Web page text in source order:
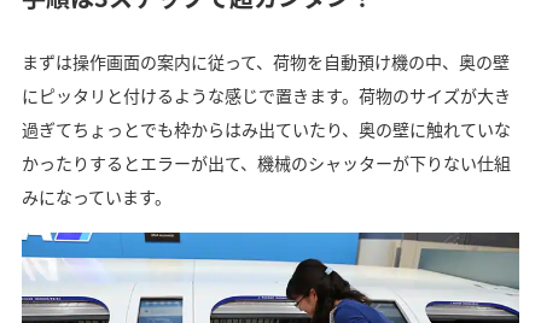
まずは操作画面の案内に従って、荷物を自動預け機の中、奥の壁
にピッタリと付けるような感じで置きます。荷物のサイズが大き
過ぎてちょっとでも枠からはみ出ていたり、奥の壁に触れていな
かったりするとエラーが出て、機械のシャッターが下りない仕組
みになっています。